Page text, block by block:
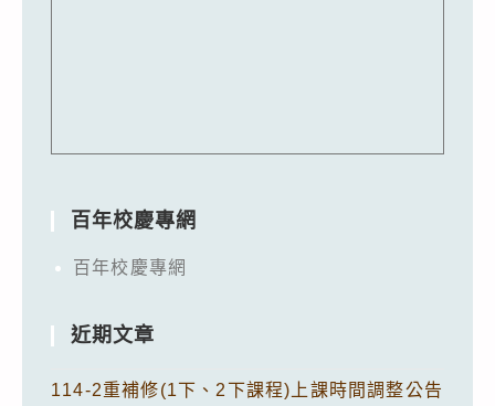
百年校慶專網
百年校慶專網
近期文章
114-2重補修(1下、2下課程)上課時間調整公告